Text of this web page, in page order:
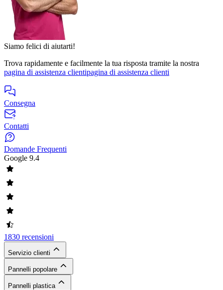
Siamo felici di aiutarti!
Trova rapidamente e facilmente la tua risposta tramite la nostra
pagina di assistenza clientipagina di assistenza clienti
Consegna
Contatti
Domande Frequenti
Google 9.4
1830 recensioni
Servizio clienti
Pannelli popolare
Pannelli plastica